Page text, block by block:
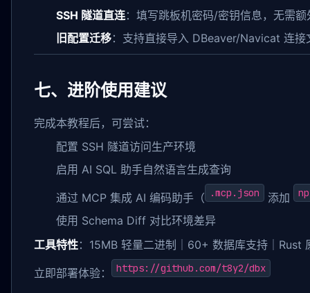
SSH 隧道直连：填写跳板机密码/密钥信息，无需
旧配置迁移：支持直接导入 DBeaver/Navicat 连接
七、进阶使用建议
完成本教程后，可尝试：
配置 SSH 隧道访问生产环境
启用 AI SQL 助手自然语言生成查询
通过 MCP 集成 AI 编码助手（ .mcp.json 添加
使用 Schema Diff 对比环境差异
工具特性：15MB 轻量二进制｜60+ 数据库支持｜Rust
立即部署体验： https://github.com/t8y2/dbx